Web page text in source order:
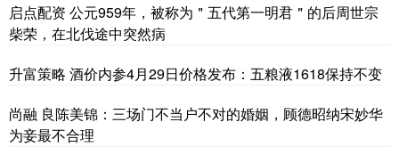
启点配资 公元959年，被称为＂五代第一明君＂的后周世宗
柴荣，在北伐途中突然病
升富策略 酒价内参4月29日价格发布：五粮液1618保持不变
尚融 良陈美锦：三场门不当户不对的婚姻，顾德昭纳宋妙华
为妾最不合理